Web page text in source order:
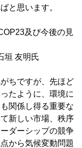
と思います。
及び今後の見
友明氏
ちですが、先ほど
たように、環境に
関係し得る重要な
新しい市場、秩序
ダーシップの競争
から気候変動問題